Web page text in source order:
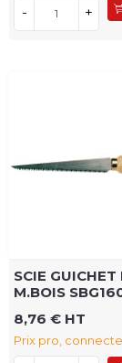
- +
SCIE GUICHET
M.BOIS
8,76 € HT
Prix pro,